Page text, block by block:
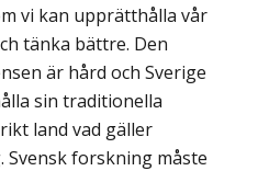
vi kan upprätthålla vår
tänka bättre. Den
är hård och Sverige
sin traditionella
land vad gäller
forskning måste